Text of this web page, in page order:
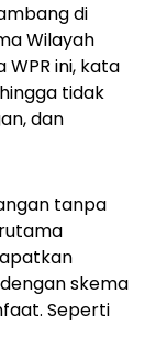
di
Wilayah
ini, kata
tidak
dan
tanpa
skema
Seperti